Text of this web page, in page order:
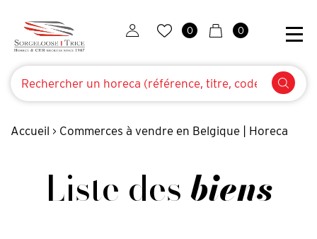
0 0
Accueil > Commerces à vendre en Belgique | Horeca
Liste desbiens